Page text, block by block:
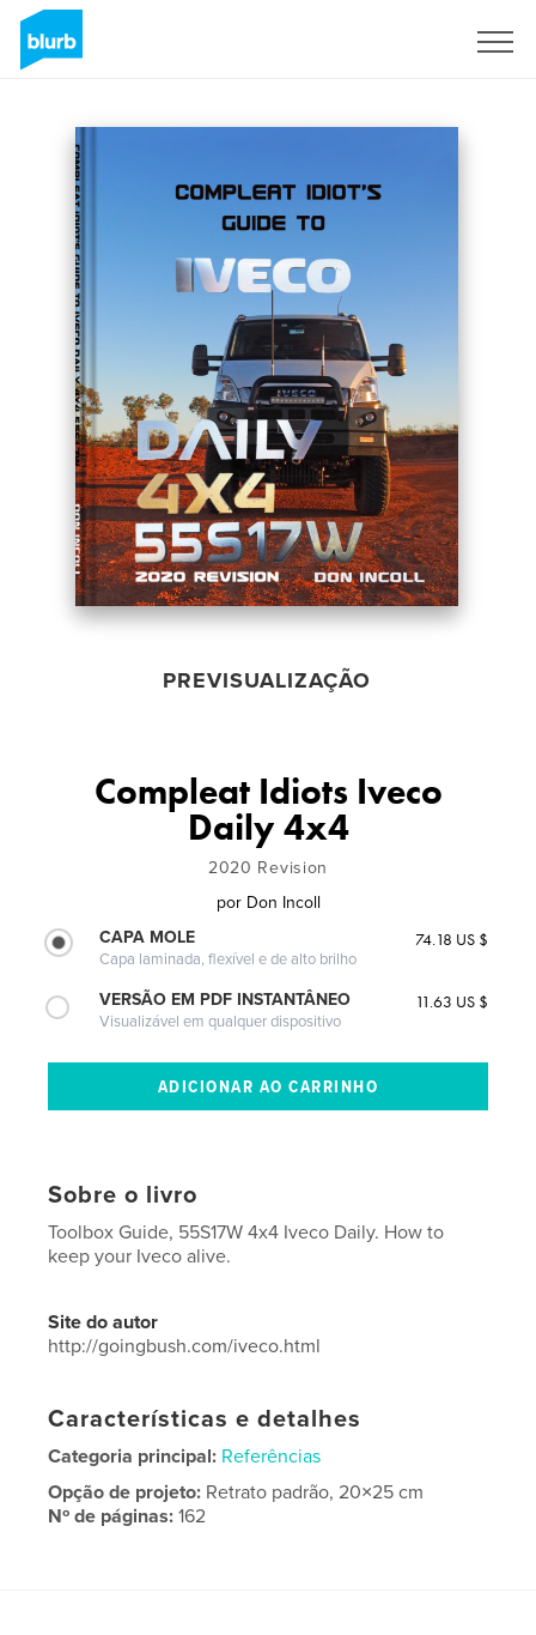
PREVISUALIZAÇÃO
Compleat Idiots Iveco
Daily 4x4
2020 Revision
por Don Incoll
CAPA MOLE
Capa laminada, flexível e de alto brilho
74.18 US $
VERSÃO EM PDF INSTANTÂNEO
Visualizável em qualquer dispositivo
11.63 US $
Sobre o livro
Toolbox Guide, 55S17W 4x4 Iveco Daily. How to
keep your Iveco alive.
Site do autor
http://goingbush.com/iveco.html
Características e detalhes
Categoria principal: Referências
Opção de projeto: Retrato padrão, 20×25 cm
Nº de páginas:162